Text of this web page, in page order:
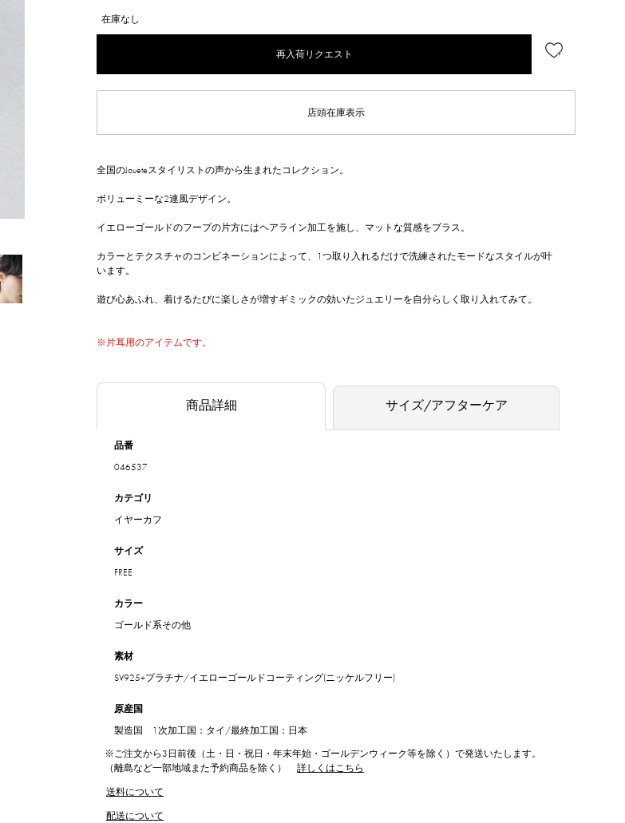
在庫なし
再入荷リクエスト
店頭在庫表示
全国のJoueteスタイリストの声から生まれたコレクション。
ボリューミーな2連風デザイン。
イエローゴールドのフープの片方にはヘアライン加工を施し、マットな質感をプラス。
カラーとテクスチャのコンビネーションによって、1つ取り入れるだけで洗練されたモードなスタイルが叶
います。
遊び心あふれ、着けるたびに楽しさが増すギミックの効いたジュエリーを自分らしく取り入れてみて。
※片耳用のアイテムです。
商品詳細 サイズ/アフターケア
品番
046537
カテゴリ
イヤーカフ
サイズ
FREE
カラー
ゴールド系その他
素材
SV925+プラチナ/イエローゴールドコーティング(ニッケルフリー)
原産国
製造国 1次加工国：タイ/最終加工国：日本
※ご注文から3日前後（土・日・祝日・年末年始・ゴールデンウィーク等を除く）で発送いたします。
（離島など一部地域また予約商品を除く）
詳しくはこちら
送料について
配送について